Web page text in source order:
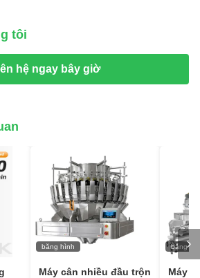
tôi
hệ ngay bây giờ
băng hình
Máy cân nhiều đầu trộn
băng
Máy